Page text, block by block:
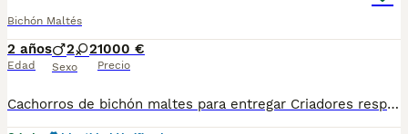
Bichón Maltés
2 años
Edad
2 2
Sexo
1000 €
Precio
Cachorros de bichón maltes para entregar Criadores responsables de la raza Criados en el mejor ambiente natural. 12000 m2 en plena naturaleza. altodelpago.es @altodelpago tlf 679 67 30 10 Contacta con nosotros para obtener una información más detallada y saber disponibilidad de nuestros ejemplares. pedimos seriedad